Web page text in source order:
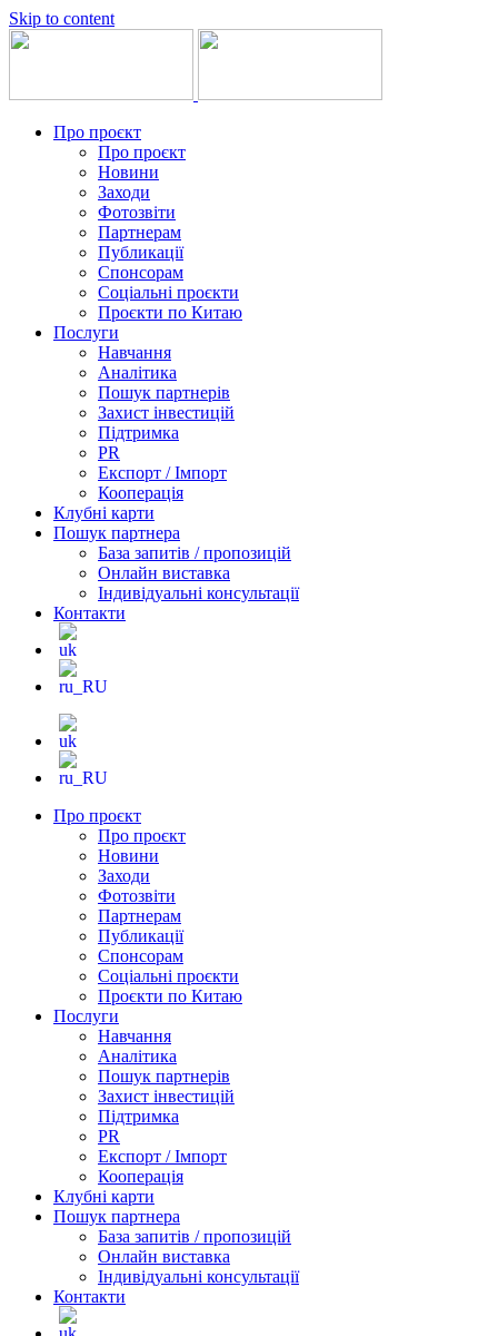
Skip to content
Про проєкт
Про проєкт
Новини
Заходи
Фотозвіти
Партнерам
Публикації
Спонсорам
Соціальні проєкти
Проєкти по Китаю
Послуги
Навчання
Аналітика
Пошук партнерів
Захист інвестицій
Підтримка
PR
Експорт / Імпорт
Кооперація
Клубні карти
Пошук партнера
База запитів / пропозицій
Онлайн виставка
Індивідуальні консультації
Контакти
Про проєкт
Про проєкт
Новини
Заходи
Фотозвіти
Партнерам
Публикації
Спонсорам
Соціальні проєкти
Проєкти по Китаю
Послуги
Навчання
Аналітика
Пошук партнерів
Захист інвестицій
Підтримка
PR
Експорт / Імпорт
Кооперація
Клубні карти
Пошук партнера
База запитів / пропозицій
Онлайн виставка
Індивідуальні консультації
Контакти